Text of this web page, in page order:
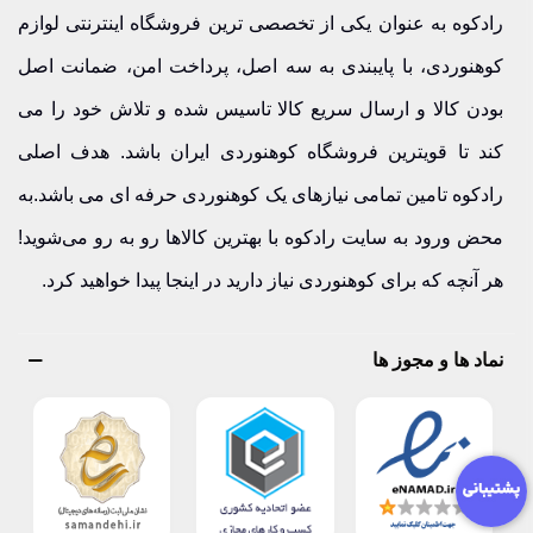
نیست؛ تجربه‌ای کامل از کیفیت و خدمات حرفه‌ای است. شما
می‌توانید مدل‌ها و برندهای این تجهیزات مختلف بند کفش،
اسپری ، کاور و کفی را مقایسه کنید، از امکان مرجوعی و
تعویضی آسان بهره‌مند شوید، پرداخت امن خود را از طریق سایت
انجام دهید و سفارش‌تان را با پست پیشتاز در کوتاه‌ترین زمان
دریافت کنید. تیم پشتیبانی رادکوه نیز همیشه آماده پاسخگویی به
سوالات شمادرباره این لوازم جانبی و دیگر محصولات منتخب
امروز از دسته‌بندی تجهیزات جانبی کفش رادکوه دیدن کنید و
خریدی هوشمندانه و متفاوت رو تجربه کنید. و با داشتن
اینستاگرامی ما از محصولات جدید و جشنواره های ما با خبر
رادکوه به عنوان یکی از تخصصی ترین فروشگاه اینترنتی لوازم
کوهنوردی، با پایبندی به سه اصل، پرداخت امن، ضمانت اصل
بودن کالا و ارسال سریع کالا تاسیس شده و تلاش خود را می
کند تا قویترین فروشگاه کوهنوردی ایران باشد. هدف اصلی
رادکوه تامین تمامی نیازهای یک کوهنوردی حرفه ای می باشد.به
محض ورود به سایت رادکوه با بهترین کالاها رو به رو می‌شوید!
هر آنچه که برای کوهنوردی نیاز دارید در اینجا پیدا خواهید کرد.
نماد ها و مجوز ها